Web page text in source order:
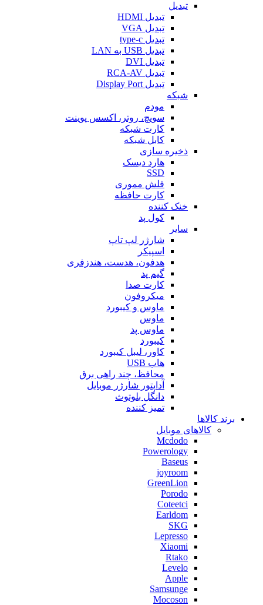
تبدیل
تبدیل HDMI
تبدیل VGA
تبدیل type-c
تبدیل USB به LAN
تبدیل DVI
تبدیل RCA-AV
تبدیل Display Port
شبکه
مودم
سویچ، روتر، اکسس پوینت
کارت شبکه
کابل شبکه
ذخیره سازی
هارد دیسک
SSD
فلش مموری
کارت حافظه
خنک کننده
کول پد
سایر
شارژر لپ تاپ
اسپیکر
هدفون، هدست، هندزفری
گیم پد
کارت صدا
میکروفون
ماوس و کیبورد
ماوس
ماوس پد
کیبورد
کاور، لیبل کیبورد
هاب USB
محافظ، چند راهی برق
آداپتور شارژر موبایل
دانگل بلوتوث
تمیز کننده
برند کالاها
کالاهای موبایل
Mcdodo
Powerology
Baseus
joyroom
GreenLion
Porodo
Coteetci
Earldom
SKG
Lepresso
Xiaomi
Rtako
Levelo
Apple
Samsunge
Mocoson